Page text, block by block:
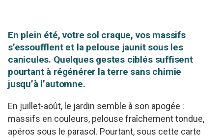
En plein été, votre sol craque, vos massifs
s’essoufflent et la pelouse jaunit sous les
canicules. Quelques gestes ciblés suffisent
pourtant à régénérer la terre sans chimie
jusqu’à l’automne.
En juillet-août, le jardin semble à son apogée :
massifs en couleurs, pelouse fraîchement tondue,
apéros sous le parasol. Pourtant, sous cette carte